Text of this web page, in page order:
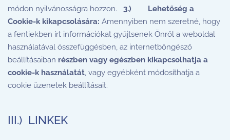
módon nyilvánosságra hozzon. 3.)
Lehetőség a
Cookie-k kikapcsolására: Amennyiben nem szeretné, hogy
a fentiekben írt információkat gyűjtsenek Önről a weboldal
használatával összefüggésben, az internetböngésző
beállításaiban részben vagy egészben kikapcsolhatja a
cookie-k használatát, vagy egyébként módosíthatja a
cookie üzenetek beállításait.
III.) LINKEK